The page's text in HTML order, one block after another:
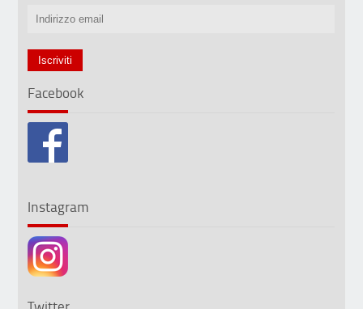
Facebook
Instagram